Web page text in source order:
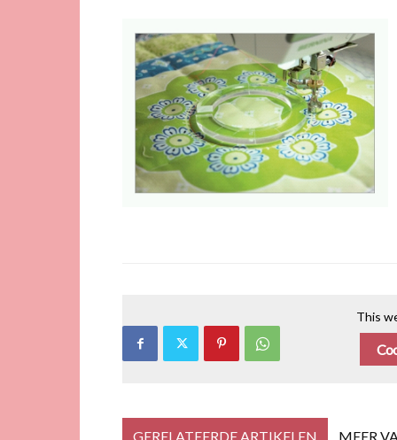
This
GERELATEERDE ARTIKELEN MEER